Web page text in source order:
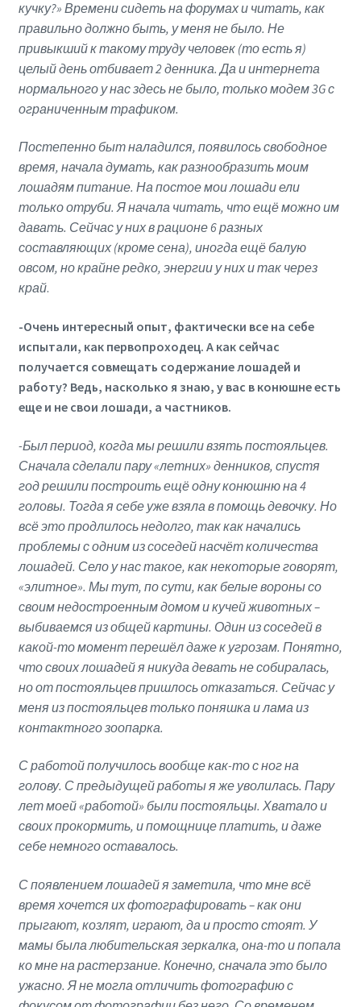
кучку?» Времени сидеть на форумах и читать, как
правильно должно быть, у меня не было. Не
привыкший к такому труду человек (то есть я)
целый день отбивает 2 денника. Да и интернета
нормального у нас здесь не было, только модем 3G с
ограниченным трафиком.
Постепенно быт наладился, появилось свободное
время, начала думать, как разнообразить моим
лошадям питание. На постое мои лошади ели
только отруби. Я начала читать, что ещё можно им
давать. Сейчас у них в рационе 6 разных
составляющих (кроме сена), иногда ещё балую
овсом, но крайне редко, энергии у них и так через
край.
-Очень интересный опыт, фактически все на себе
испытали, как первопроходец. А как сейчас
получается совмещать содержание лошадей и
работу? Ведь, насколько я знаю, у вас в конюшне есть
еще и не свои лошади, а частников.
-Был период, когда мы решили взять постояльцев.
Сначала сделали пару «летних» денников, спустя
год решили построить ещё одну конюшню на 4
головы. Тогда я себе уже взяла в помощь девочку. Но
всё это продлилось недолго, так как начались
проблемы с одним из соседей насчёт количества
лошадей. Село у нас такое, как некоторые говорят,
«элитное». Мы тут, по сути, как белые вороны со
своим недостроенным домом и кучей животных –
выбиваемся из общей картины. Один из соседей в
какой-то момент перешёл даже к угрозам. Понятно,
что своих лошадей я никуда девать не собиралась,
но от постояльцев пришлось отказаться. Сейчас у
меня из постояльцев только поняшка и лама из
контактного зоопарка.
С работой получилось вообще как-то с ног на
голову. С предыдущей работы я же уволилась. Пару
лет моей «работой» были постояльцы. Хватало и
своих прокормить, и помощнице платить, и даже
себе немного оставалось.
С появлением лошадей я заметила, что мне всё
время хочется их фотографировать – как они
прыгают, козлят, играют, да и просто стоят. У
мамы была любительская зеркалка, она-то и попала
ко мне на растерзание. Конечно, сначала это было
ужасно. Я не могла отличить фотографию с